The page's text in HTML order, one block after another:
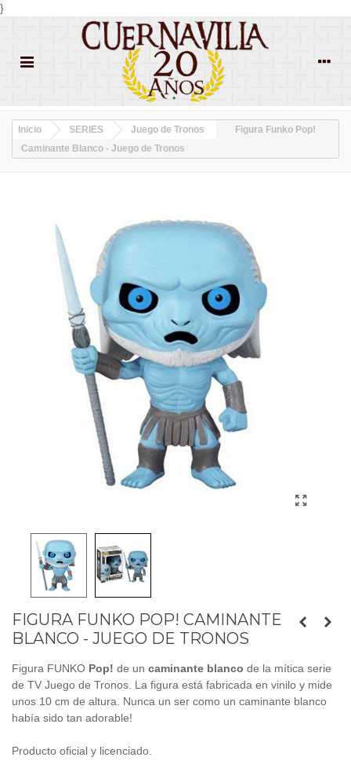
}
Inicio SERIES Juego de Tronos
Figura Funko Pop!
Caminante Blanco - Juego de Tronos
FIGURA FUNKO POP! CAMINANTE
BLANCO - JUEGO DE TRONOS
Figura FUNKO Pop! de un caminante blanco de la mítica serie
de TV Juego de Tronos. La figura está fabricada en vinilo y mide
unos 10 cm de altura. Nunca un ser como un caminante blanco
había sido tan adorable!
Producto oficial y licenciado.